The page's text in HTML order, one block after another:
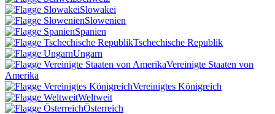
Slowakei
Slowenien
Spanien
Tschechische Republik
Ungarn
Vereinigte Staaten von
Amerika
Vereinigtes Königreich
Weltweit
Österreich